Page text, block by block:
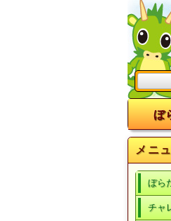
こ
ぼ
メニ
ぼら
チャ